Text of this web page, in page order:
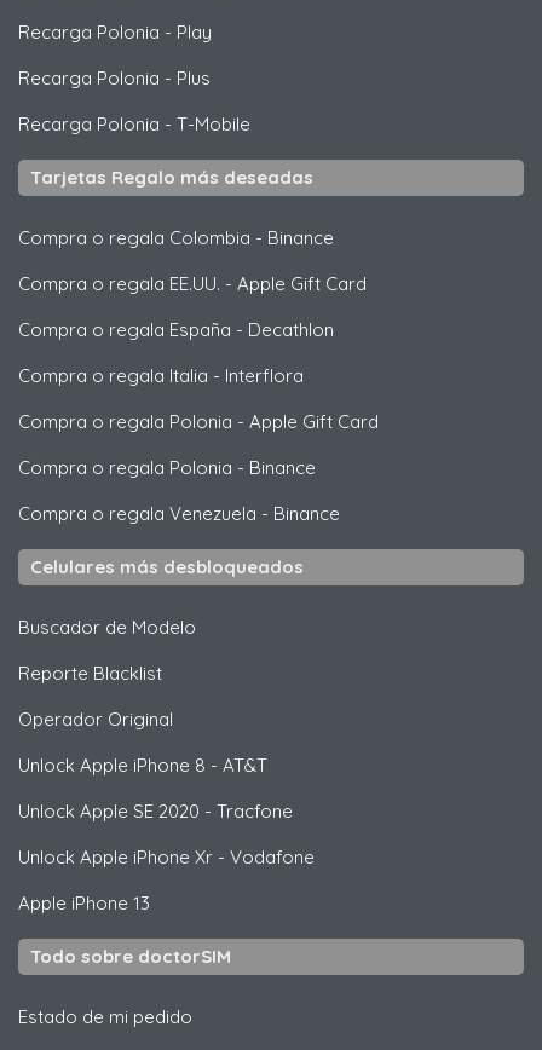
Recarga Polonia - Play
Recarga Polonia - Plus
Recarga Polonia - T-Mobile
Tarjetas Regalo más deseadas
Compra o regala Colombia - Binance
Compra o regala EE.UU. - Apple Gift Card
Compra o regala España - Decathlon
Compra o regala Italia - Interflora
Compra o regala Polonia - Apple Gift Card
Compra o regala Polonia - Binance
Compra o regala Venezuela - Binance
Celulares más desbloqueados
Buscador de Modelo
Reporte Blacklist
Operador Original
Unlock Apple iPhone 8 - AT&T
Unlock Apple SE 2020 - Tracfone
Unlock Apple iPhone Xr - Vodafone
Apple iPhone 13
Todo sobre doctorSIM
Estado de mi pedido